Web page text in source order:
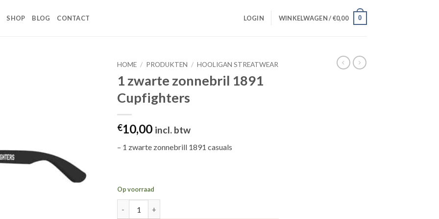
SHOP BLOG CONTACT LOGIN WINKELWAGEN /€0,00 0
HOME / PRODUKTEN / HOOLIGAN STREATWEAR
1 zwarte zonnebril 1891
Cupfighters
€10,00 incl. btw
– 1 zwarte zonnebrill 1891 casuals
Op voorraad